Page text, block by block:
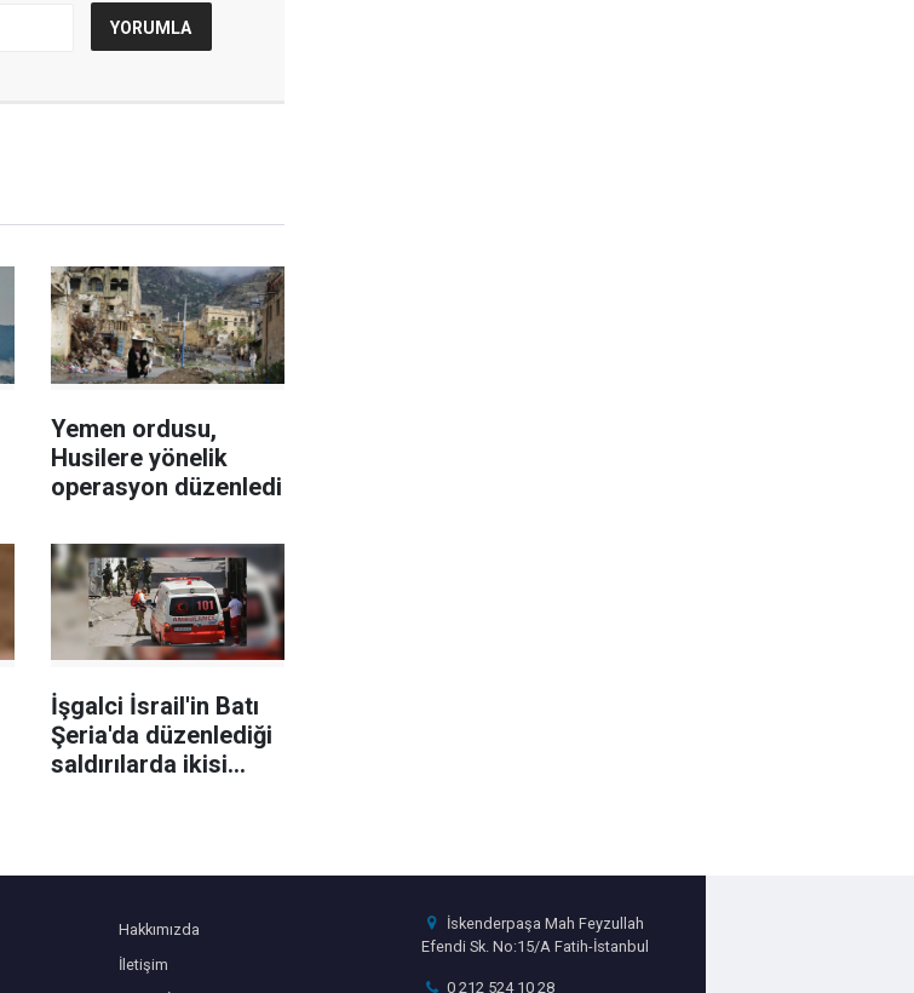
Yemen ordusu,
Husilere yönelik
operasyon düzenledi
İşgalci İsrail'in Batı
Şeria'da düzenlediği
saldırılarda ikisi
Hakkımızda
İletişim
İskenderpaşa Mah Feyzullah
Efendi Sk. No:15/A Fatih-İstanbul
0 212 524 10 28